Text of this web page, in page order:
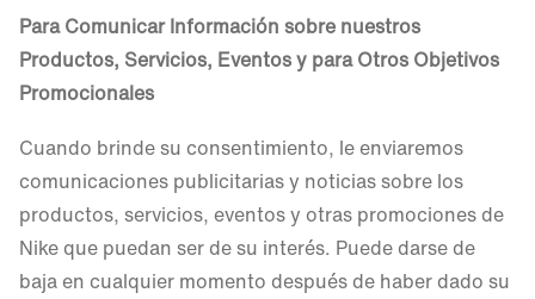
Para Comunicar Información sobre nuestros
Productos, Servicios, Eventos y para Otros Objetivos
Promocionales
Cuando brinde su consentimiento, le enviaremos
comunicaciones publicitarias y noticias sobre los
productos, servicios, eventos y otras promociones de
Nike que puedan ser de su interés. Puede darse de
baja en cualquier momento después de haber dado su